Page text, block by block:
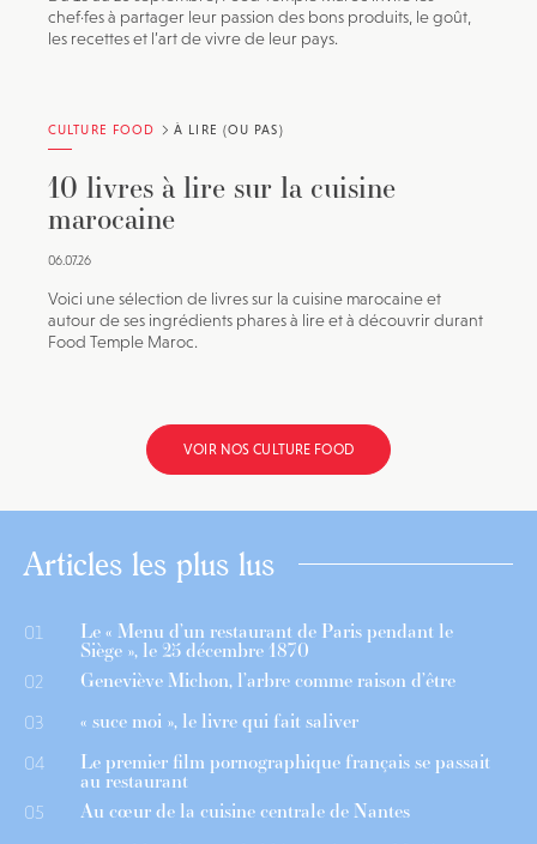
chef·fes à partager leur passion des bons produits, le goût,
les recettes et l’art de vivre de leur pays.
CULTURE FOOD À LIRE (OU PAS)
10 livres à lire sur la cuisine
marocaine
06.07.26
Voici une sélection de livres sur la cuisine marocaine et
autour de ses ingrédients phares à lire et à découvrir durant
Food Temple Maroc.
VOIR NOS CULTURE FOOD
Articles les plus lus
01 Le « Menu d’un restaurant de Paris pendant le
Siège », le 25 décembre 1870
02 Geneviève Michon, l’arbre comme raison d’être
03 « suce moi », le livre qui fait saliver
04 Le premier film pornographique français se passait
au restaurant
05 Au cœur de la cuisine centrale de Nantes